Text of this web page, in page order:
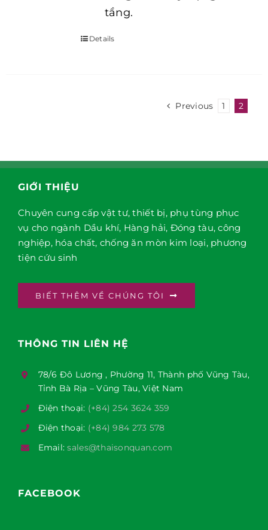
tầng.
Details
Previous 1 2
GIỚI THIỆU
Chuyên cung cấp vật tư, thiết bị, phụ tùng phục
vụ cho ngành Dầu khí, Hàng hải, Đóng tàu, công
nghiệp, hóa chất, chống ăn mòn kim loại, phương
tiện cứu sinh
BIẾT THÊM VỀ CHÚNG TÔI
THÔNG TIN LIÊN HỆ
78/6 Đô Lương , Phường 11, Thành phố Vũng Tàu,
Tỉnh Bà Rịa – Vũng Tàu, Việt Nam
Điện thoại: (+84) 254 3624 359
Điện thoại: (+84) 984 273 578
Email:sales@thaisonquan.com
FACEBOOK